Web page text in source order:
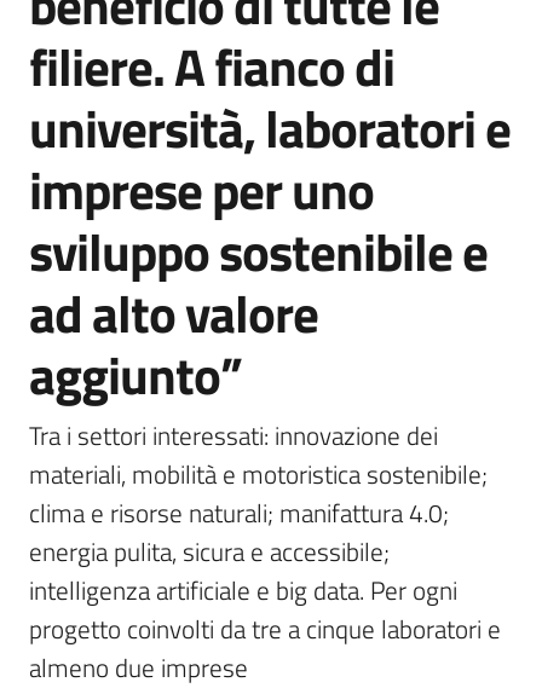
filiere. A fianco di
università, laboratori e
imprese per uno
sviluppo sostenibile e
ad alto valore
aggiunto”
Tra i settori interessati: innovazione dei
materiali, mobilità e motoristica sostenibile;
clima e risorse naturali; manifattura 4.0;
energia pulita, sicura e accessibile;
intelligenza artificiale e big data. Per ogni
progetto coinvolti da tre a cinque laboratori e
almeno due imprese